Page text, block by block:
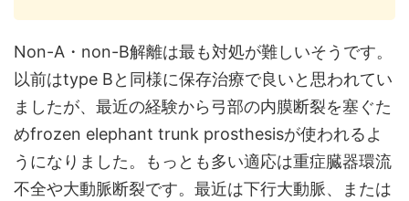
Non-A・non-B解離は最も対処が難しいそうです。
以前はtype Bと同様に保存治療で良いと思われてい
ましたが、最近の経験から弓部の内膜断裂を塞ぐた
めfrozen elephant trunk prosthesisが使われるよ
うになりました。もっとも多い適応は重症臓器環流
不全や大動脈断裂です。最近は下行大動脈、または